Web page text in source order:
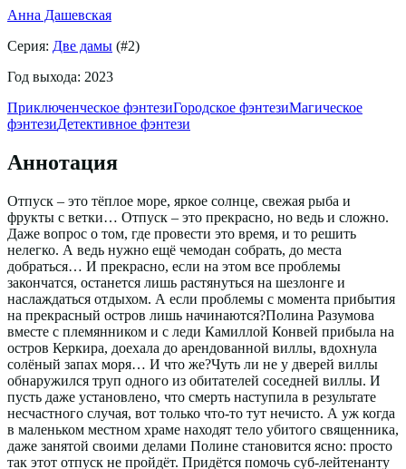
Анна Дашевская
Серия: Две дамы (#2)
Год выхода: 2023
Приключенческое фэнтезиГородское фэнтезиМагическое
фэнтезиДетективное фэнтези
Аннотация
Отпуск – это тёплое море, яркое солнце, свежая рыба и
фрукты с ветки… Отпуск – это прекрасно, но ведь и сложно.
Даже вопрос о том, где провести это время, и то решить
нелегко. А ведь нужно ещё чемодан собрать, до места
добраться… И прекрасно, если на этом все проблемы
закончатся, останется лишь растянуться на шезлонге и
наслаждаться отдыхом. А если проблемы с момента прибытия
на прекрасный остров лишь начинаются?Полина Разумова
вместе с племянником и с леди Камиллой Конвей прибыла на
остров Керкира, доехала до арендованной виллы, вдохнула
солёный запах моря… И что же?Чуть ли не у дверей виллы
обнаружился труп одного из обитателей соседней виллы. И
пусть даже установлено, что смерть наступила в результате
несчастного случая, вот только что-то тут нечисто. А уж когда
в маленьком местном храме находят тело убитого священника,
даже занятой своими делами Полине становится ясно: просто
так этот отпуск не пройдёт. Придётся помочь суб-лейтенанту